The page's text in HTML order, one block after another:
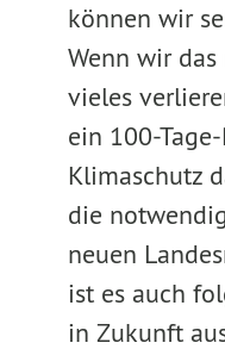
können wir
Wenn wir
vieles
ein 100-
Klimaschutz
die
neuen
ist es auch
in Zukunft